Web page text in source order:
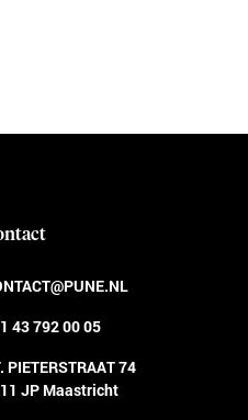
43 792 00 05
PIETERSTRAAT 74
JP Maastricht